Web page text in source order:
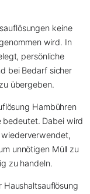
keine
wird. In
persönliche
bei Bedarf sicher
übergeben.
Hambühren
bedeutet. Dabei wird
unnötigen Müll zu
zu handeln.
Haushaltsauflösung